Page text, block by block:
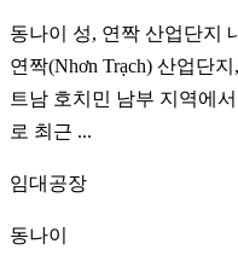
동나이 성, 연짝 산업단지
연짝(Nhơn Trạch) 산업단
트남 호치민 남부 지역에
로 최근 ...
임대공장
동나이